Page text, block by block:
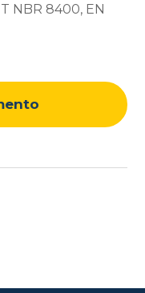
NBR 8400, EN